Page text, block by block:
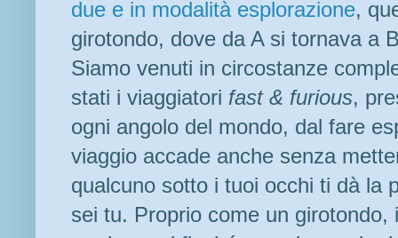
due e in modalità esplorazione,
girotondo, dove da A si tornava a
Siamo venuti in circostanze
stati i viaggiatori fast & furious,
ogni angolo del mondo, dal fare
viaggio accade anche senza
qualcuno sotto i tuoi occhi ti dà la
sei tu. Proprio come un